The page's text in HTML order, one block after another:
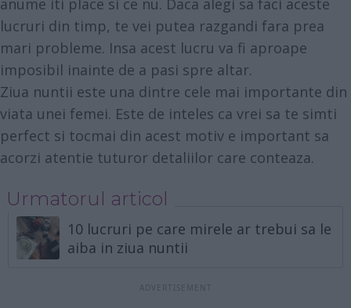
anume iti place si ce nu. Daca alegi sa faci aceste
lucruri din timp, te vei putea razgandi fara prea
mari probleme. Insa acest lucru va fi aproape
imposibil inainte de a pasi spre altar.
Ziua nuntii este una dintre cele mai importante din
viata unei femei. Este de inteles ca vrei sa te simti
perfect si tocmai din acest motiv e important sa
acorzi atentie tuturor detaliilor care conteaza.
Urmatorul articol
10 lucruri pe care mirele ar trebui sa le
aiba in ziua nuntii